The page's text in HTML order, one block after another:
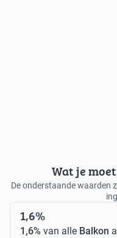
Wat je
De onderstaande waarden
1,6%
1,6% van alle Balkon